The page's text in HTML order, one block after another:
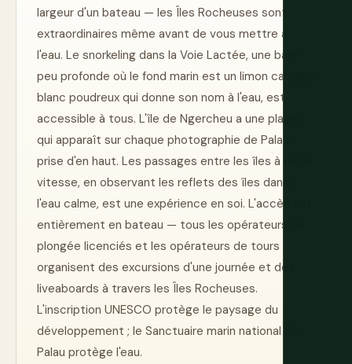
largeur d'un bateau — les Îles Rocheuses sont
extraordinaires même avant de vous mettre à
l'eau. Le snorkeling dans la Voie Lactée, une baie
peu profonde où le fond marin est un limon calcaire
blanc poudreux qui donne son nom à l'eau, est
accessible à tous. L'île de Ngercheu a une plage
qui apparaît sur chaque photographie de Palau
prise d'en haut. Les passages entre les îles à faible
vitesse, en observant les reflets des îles dans
l'eau calme, est une expérience en soi. L'accès est
entièrement en bateau — tous les opérateurs de
plongée licenciés et les opérateurs de tours
organisent des excursions d'une journée et des
liveaboards à travers les Îles Rocheuses.
L'inscription UNESCO protège le paysage du
développement ; le Sanctuaire marin national de
Palau protège l'eau.